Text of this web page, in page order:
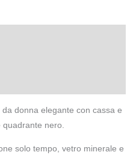
da donna elegante con cassa e
quadrante nero.
solo tempo, vetro minerale e